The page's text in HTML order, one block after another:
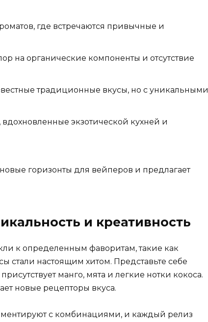
где встречаются привычные и
на органические компоненты и отсутствие
традиционные вкусы, но с уникальными
вдохновленные экзотической кухней и
горизонты для вейперов и предлагает
и креативность
к определенным фаворитам, такие как
стали настоящим хитом. Представьте себе
манго, мята и легкие нотки кокоса.
новые рецепторы вкуса.
с комбинациями, и каждый релиз